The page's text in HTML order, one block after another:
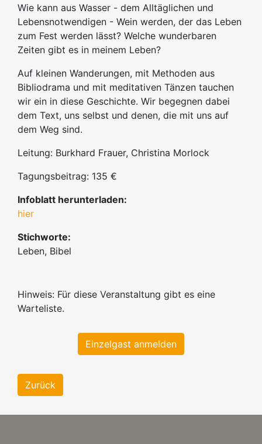
Wie kann aus Wasser - dem Alltäglichen und
Lebensnotwendigen - Wein werden, der das Leben
zum Fest werden lässt? Welche wunderbaren
Zeiten gibt es in meinem Leben?
Auf kleinen Wanderungen, mit Methoden aus
Bibliodrama und mit meditativen Tänzen tauchen
wir ein in diese Geschichte. Wir begegnen dabei
dem Text, uns selbst und denen, die mit uns auf
dem Weg sind.
Leitung: Burkhard Frauer, Christina Morlock
Tagungsbeitrag: 135 €
Infoblatt herunterladen:
hier
Stichworte:
Leben, Bibel
Hinweis: Für diese Veranstaltung gibt es eine
Warteliste.
Einzelgast anmelden
Zurück